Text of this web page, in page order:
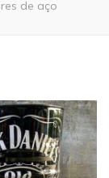
de aço